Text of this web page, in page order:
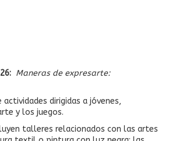
Maneras de expresarte:
dirigidas a jóvenes,
y los juegos.
talleres relacionados con las artes